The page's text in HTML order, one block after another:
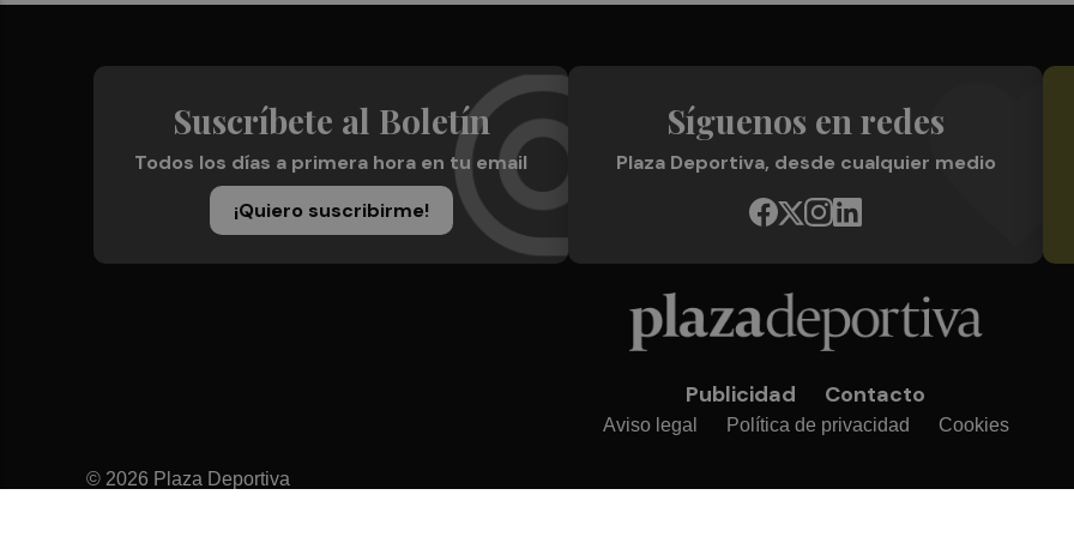
Suscríbete al Boletín
Todos los días a primera hora en tu email
¡Quiero suscribirme!
Síguenos en redes
Plaza Deportiva, desde cualquier medio
Publicidad Contacto
Aviso legal Política de privacidad Cookies
© 2026 Plaza Deportiva